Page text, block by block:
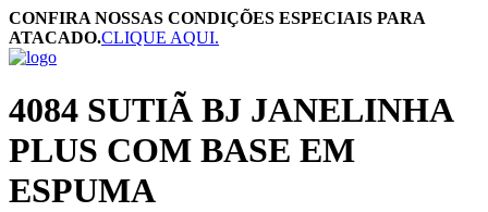
CONFIRA NOSSAS CONDIÇÕES ESPECIAIS PARA
ATACADO.CLIQUE AQUI.
4084 SUTIÃ BJ JANELINHA
PLUS COM BASE EM
ESPUMA